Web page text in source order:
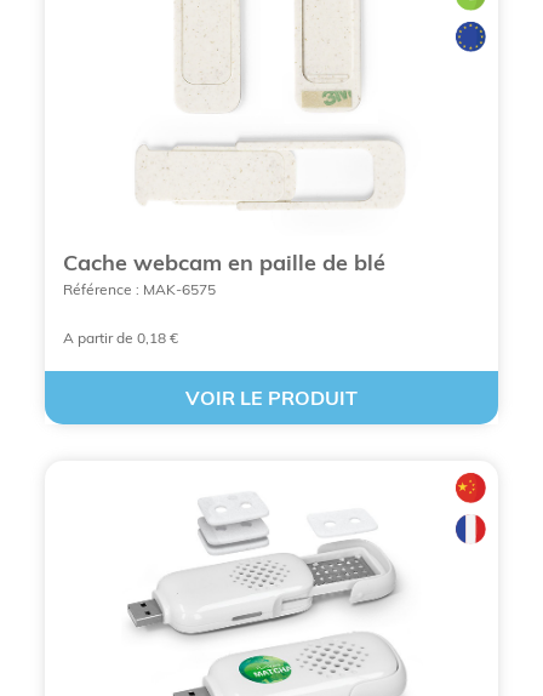
interrogez-nous pour plus de modèles de pochettes
de protection publicitaires (
04 72 53 08
)Découvrez toutes nos coques personnalisées
pour smartphones : Apple, HTC, Samsung, Sony
coques publicitaires en plastique, silicone,
aluminium avec le message, les couleurs et logo de
votre choix.Protégez les smartphones de vos
Une question sur un modèle ? prix ?
ou demandez votre devis en ligne gratuit : Réponse
rapide !
Accessoires pour
Cache webcam en paille de blé
Référence : MAK-6575
A partir de 0,18 €
VOIR LE PRODUIT